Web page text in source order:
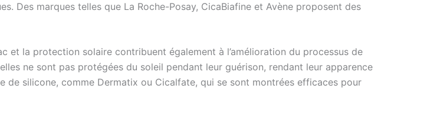
Des marques telles que La Roche-Posay, CicaBiafine et Avène proposent des
et la protection solaire contribuent également à l’amélioration du processus de
ne sont pas protégées du soleil pendant leur guérison, rendant leur apparence
de silicone, comme Dermatix ou Cicalfate, qui se sont montrées efficaces pour